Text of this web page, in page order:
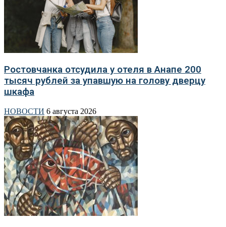
Ростовчанка отсудила у отеля в Анапе 200
тысяч рублей за упавшую на голову дверцу
шкафа
НОВОСТИ 6 августа 2026